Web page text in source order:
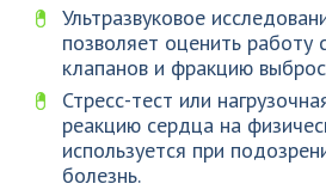
Ультразвуковое
позволяет оценить работу
клапанов и фракцию
Стресс-тест или
реакцию сердца на
используется при
болезнь.